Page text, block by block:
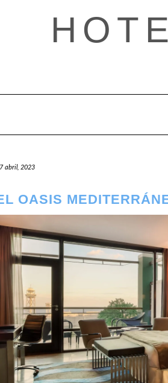
abril, 2023
OASIS